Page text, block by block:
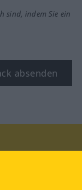
sind, indem Sie ein
absenden